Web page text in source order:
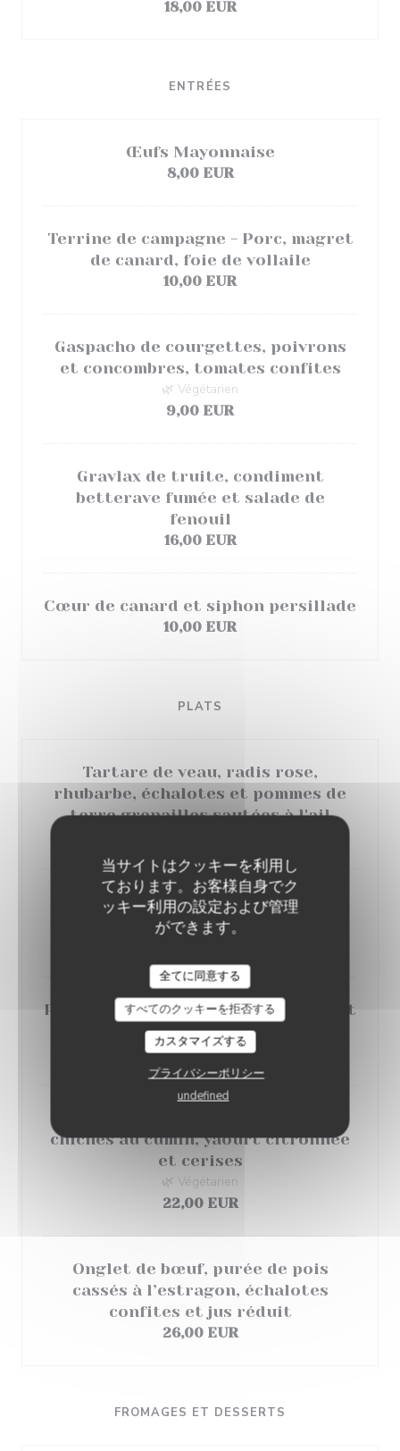
当サイトはクッキーを利用し
ております。お客様自身でク
ッキー利用の設定および管理
ができます。
全てに同意する
すべてのクッキーを拒否する
カスタマイズする
プライバシーポリシー
undefined
18,00 EUR
ENTRÉES
Œufs Mayonnaise
8,00 EUR
Terrine de campagne - Porc, magret
de canard, foie de vollaile
10,00 EUR
Gaspacho de courgettes, poivrons
et concombres, tomates confites
🌿 Végétarien
9,00 EUR
Gravlax de truite, condiment
betterave fumée et salade de
fenouil
16,00 EUR
Cœur de canard et siphon persillade
10,00 EUR
PLATS
Tartare de veau, radis rose,
rhubarbe, échalotes et pommes de
terre grenailles sautées à l'ail
Saucisse de Toulouse, écrasé de
pommes de terre
Poulpe snacké, condiment tomate et
ail, courgettes rôties
25,00 EUR
chiches au cumin, yaourt citronnée
et cerises
🌿 Végétarien
22,00 EUR
Onglet de bœuf, purée de pois
cassés à l’estragon, échalotes
confites et jus réduit
26,00 EUR
FROMAGES ET DESSERTS